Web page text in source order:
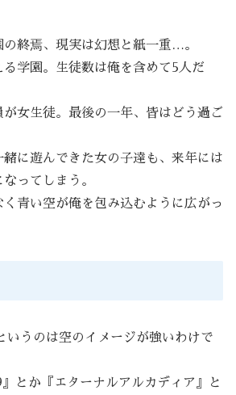
終焉、現実は幻想と紙一重…。
る学園。生徒数は俺を含めて5人だ
が女生徒。最後の一年、皆はどう過ご
に遊んできた女の子達も、来年には
ってしまう。
く青い空が俺を包み込むように広がっ
いうのは空のイメージが強いわけで
とか『エターナルアルカディア』と